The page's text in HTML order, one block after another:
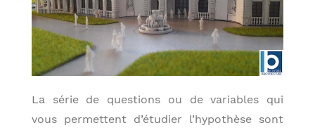
La série de questions ou de variables qui
vous permettent d’étudier l’hypothèse sont